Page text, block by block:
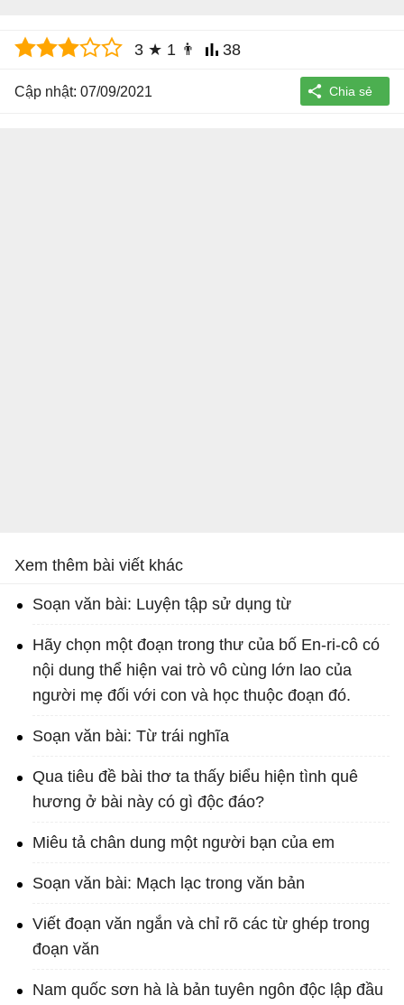
3 ★ 1 👨 38
Cập nhật: 07/09/2021
Xem thêm bài viết khác
Soạn văn bài: Luyện tập sử dụng từ
Hãy chọn một đoạn trong thư của bố En-ri-cô có
nội dung thể hiện vai trò vô cùng lớn lao của
người mẹ đối với con và học thuộc đoạn đó.
Soạn văn bài: Từ trái nghĩa
Qua tiêu đề bài thơ ta thấy biểu hiện tình quê
hương ở bài này có gì độc đáo?
Miêu tả chân dung một người bạn của em
Soạn văn bài: Mạch lạc trong văn bản
Viết đoạn văn ngắn và chỉ rõ các từ ghép trong
đoạn văn
Nam quốc sơn hà là bản tuyên ngôn độc lập đầu